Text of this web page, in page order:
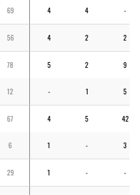
69 4 4 -
56 4 2 2
78 5 2 9
12 - 1 5
67 4 5 42
6 1 - 3
29 1 - -